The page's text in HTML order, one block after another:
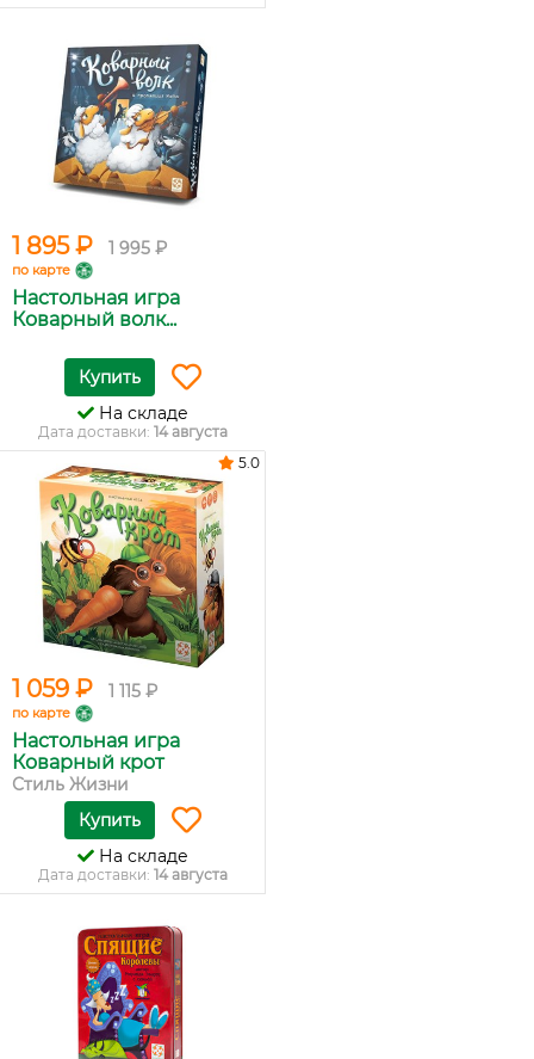
1 895 ₽ 1 995 ₽
по карте
Настольная игра
Коварный волк...
Купить
На складе
Дата доставки: 14 августа
1 059 ₽ 1 115 ₽
по карте
Настольная игра
Коварный крот
Стиль Жизни
5.0
Купить
На складе
Дата доставки: 14 августа